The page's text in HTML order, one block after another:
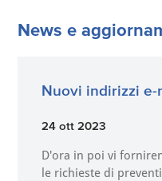
News e
Nuovi indirizzi e-
24 ott 2023
D'ora in poi vi
le richieste di